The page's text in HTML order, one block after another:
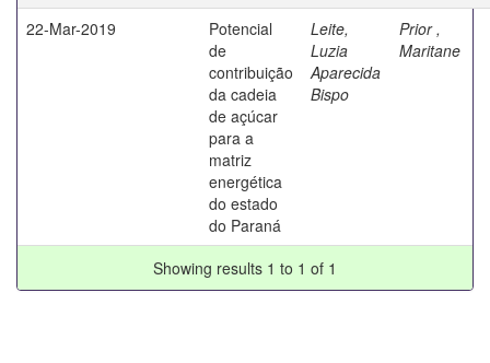
22-Mar-2019
Potencial
de
contribuição
da cadeia
de açúcar
para a
matriz
energética
do estado
do Paraná
Leite,
Luzia
Aparecida
Bispo
Prior ,
Maritane
Showing results 1 to 1 of 1